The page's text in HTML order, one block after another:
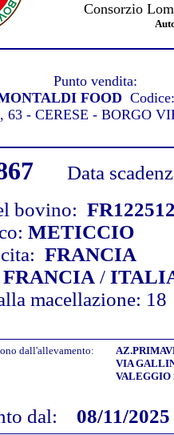
Consorzio
Punto vendita:
FOOD
63 - CERESE - BORGO
Data
bovino:
METICCIO
FRANCIA
FRANCIA /
macellazione: 18
dall'allevamento:
VIA
VALEGGIO
dal:
08/11/2025